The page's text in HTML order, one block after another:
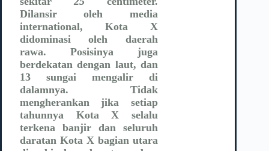
Dilansir oleh media
international, Kota X
didominasi oleh daerah
rawa. Posisinya juga
berdekatan dengan laut, dan
13 sungai mengalir di
dalamnya. Tidak
mengherankan jika setiap
tahunnya Kota X selalu
terkena banjir dan seluruh
daratan Kota X bagian utara